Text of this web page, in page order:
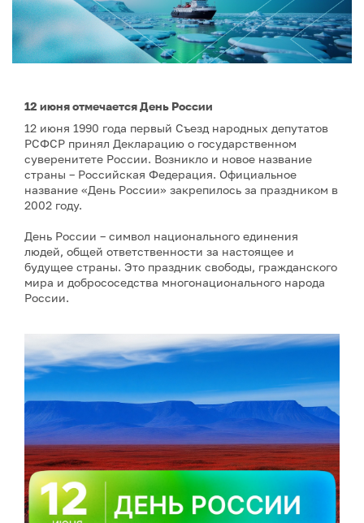
12 июня отмечается День России
12 июня 1990 года первый Съезд народных депутатов
РСФСР принял Декларацию о государственном
суверенитете России. Возникло и новое название
страны – Российская Федерация. Официальное
название «День России» закрепилось за праздником в
2002 году.
День России – символ национального единения
людей, общей ответственности за настоящее и
будущее страны. Это праздник свободы, гражданского
мира и добрососедства многонационального народа
России.